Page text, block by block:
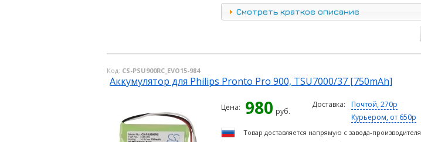
Смотреть краткое описание
Код: CS-PSU900RC_EVO15-984
Аккумулятор для Philips Pronto Pro 900, TSU7000/37 [750mAh]
Цена: 980 руб.
Доставка:
Почтой, 270р
Курьером, от 650р
Товар доставляется напрямую с завода-производителя